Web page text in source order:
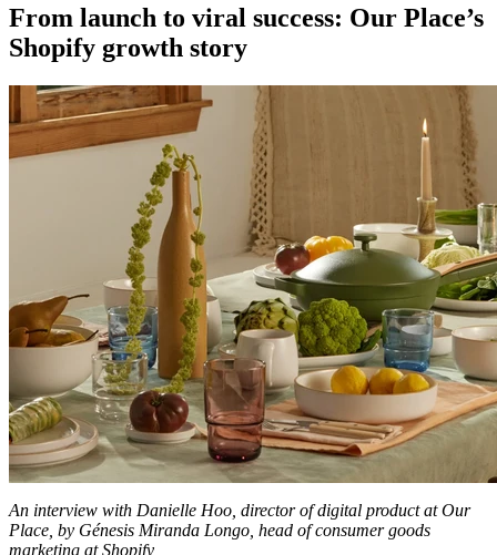
From launch to viral success: Our Place’s
Shopify growth story
An interview with Danielle Hoo, director of digital product at Our
Place, by Génesis Miranda Longo, head of consumer goods
marketing at Shopify